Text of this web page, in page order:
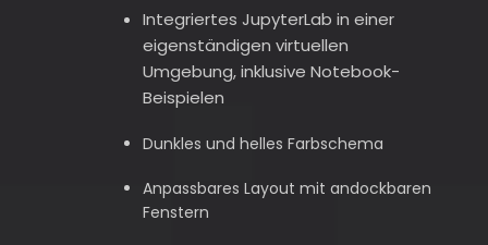
Integriertes JupyterLab in einer
eigenständigen virtuellen
Umgebung, inklusive Notebook-
Beispielen
Dunkles und helles Farbschema
Anpassbares Layout mit andockbaren
Fenstern